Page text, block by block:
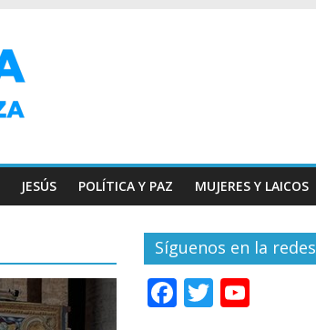
JESÚS POLÍTICA Y PAZ MUJERES Y LAICOS
Síguenos en la redes
F T